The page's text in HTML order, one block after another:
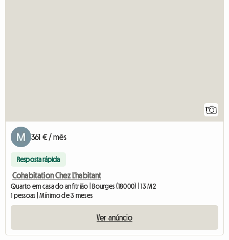
361 € / mês
Resposta rápida
Cohabitation Chez L'habitant
Quarto em casa do anfitrião | Bourges (18000) | 13 M2
1 pessoas | Mínimo de 3 meses
Ver anúncio